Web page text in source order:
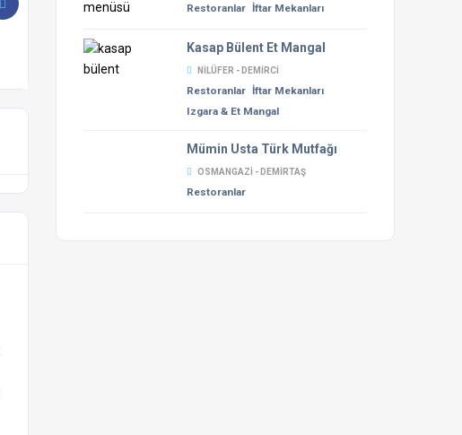
Restoranlar İftar Mekanları
Kasap Bülent Et Mangal
NILÜFER - DEMIRCI
Restoranlar İftar Mekanları
Izgara & Et Mangal
Mümin Usta Türk Mutfağı
OSMANGAZI - DEMIRTAŞ
Restoranlar